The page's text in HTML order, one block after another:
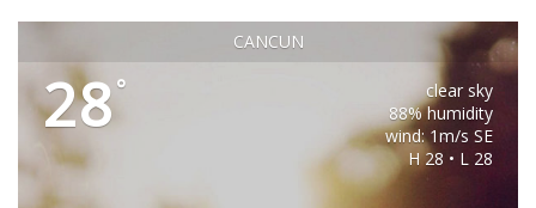
CANCUN
28°
clear sky
88% humidity
wind: 1m/s SE
H 28 • L 28